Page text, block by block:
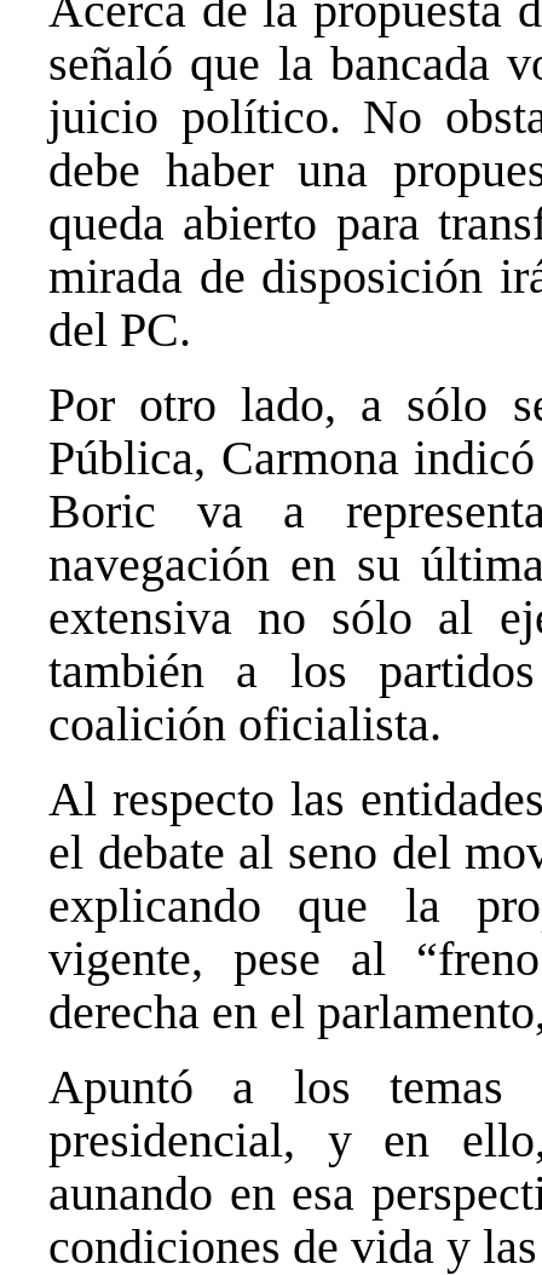
señaló que la bancada
juicio político. No
debe haber una
queda abierto para
mirada de disposición
del PC.
Por otro lado, a sólo
Pública, Carmona
Boric va a
navegación en su
extensiva no sólo al
también a los
coalición oficialista.
Al respecto las
el debate al seno del
explicando que la
vigente, pese al
derecha en el
Apuntó a los temas
presidencial, y en
aunando en esa
condiciones de vida y